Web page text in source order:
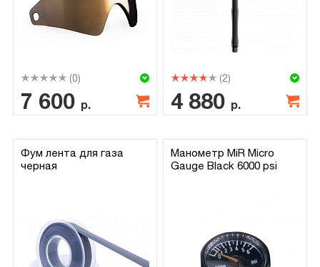
(0)
7 600 р.
(2)
4 880 р.
Фум лента для газа
черная
Манометр MiR Micro
Gauge Black 6000 psi